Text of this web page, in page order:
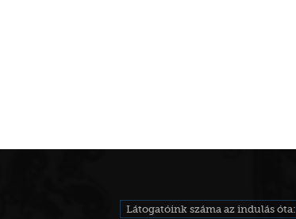
Látogatóink száma az indulás óta: